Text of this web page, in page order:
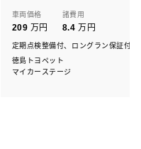
車両価格
209 万円
諸費用
8.4 万円
定期点検整備付、ロングラン保証付
徳島トヨペット
マイカーステージ